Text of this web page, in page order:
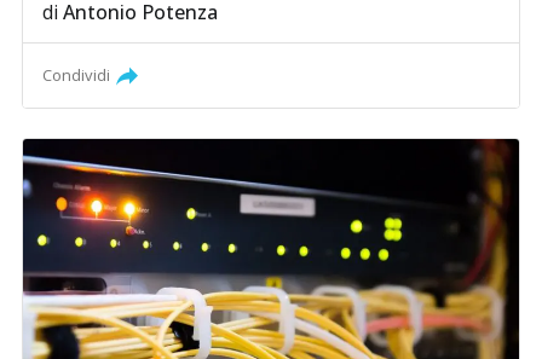
diAntonio Potenza
Condividi